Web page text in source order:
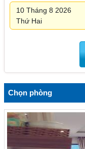
10 Tháng 8 2026
Thứ Hai
Chọn phòng